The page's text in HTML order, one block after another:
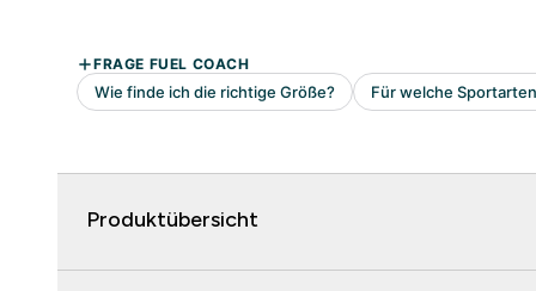
Produktübersicht